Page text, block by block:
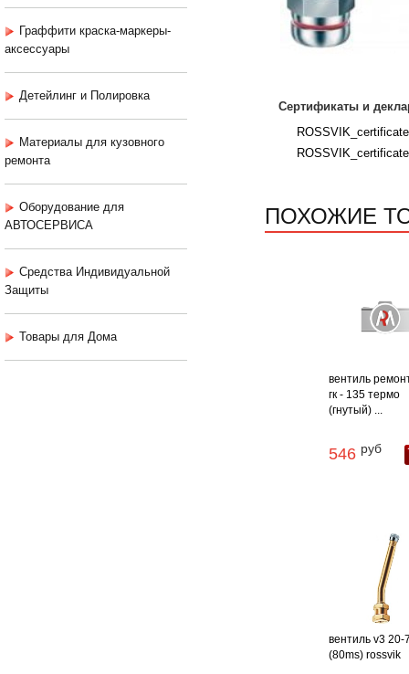
Граффити краска-маркеры-
аксессуары
Детейлинг и Полировка
Материалы для кузовного
ремонта
Оборудование для
АВТОСЕРВИСА
Средства Индивидуальной
Защиты
Товары для Дома
Сертификаты и
ПОХОЖИЕ
вентиль
гк - 135 термо
(гнутый) ...
546 руб
вентиль v3 20-
(80ms) rossvik